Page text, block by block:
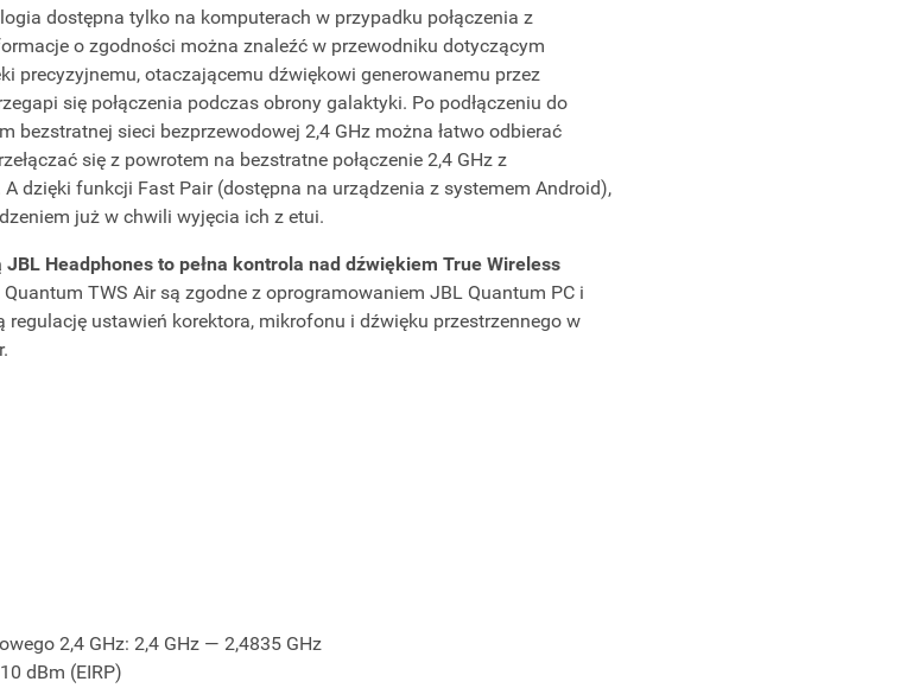
dostępna tylko na komputerach w przypadku połączenia z
o zgodności można znaleźć w przewodniku dotyczącym
precyzyjnemu, otaczającemu dźwiękowi generowanemu przez
się połączenia podczas obrony galaktyki. Po podłączeniu do
bezstratnej sieci bezprzewodowej 2,4 GHz można łatwo odbierać
się z powrotem na bezstratne połączenie 2,4 GHz z
dzięki funkcji Fast Pair (dostępna na urządzenia z systemem Android),
już w chwili wyjęcia ich z etui.
Headphones to pełna kontrola nad dźwiękiem True Wireless
Quantum TWS Air są zgodne z oprogramowaniem JBL Quantum PC i
ustawień korektora, mikrofonu i dźwięku przestrzennego w
2,4 GHz: 2,4 GHz — 2,4835 GHz
dBm (EIRP)